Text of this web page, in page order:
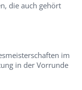
die auch gehört
im
in der Vorrunde